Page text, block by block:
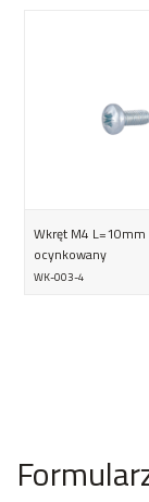
Wkręt M4 L=10mm
ocynkowany
WK-003-4